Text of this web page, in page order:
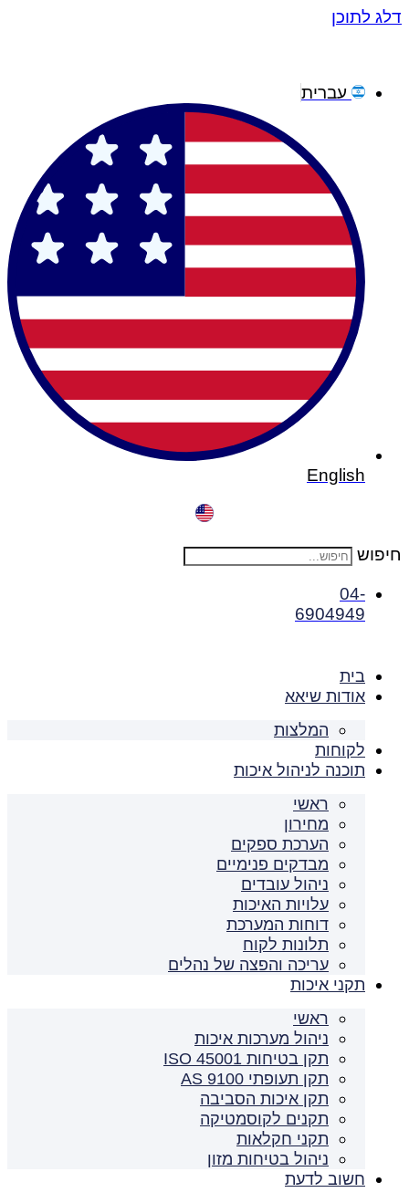
דלג לתוכן
עברית
English
חיפוש
04-
6904949
בית
אודות שיאא
המלצות
לקוחות
תוכנה לניהול איכות
ראשי
מחירון
הערכת ספקים
מבדקים פנימיים
ניהול עובדים
עלויות האיכות
דוחות המערכת
תלונות לקוח
עריכה והפצה של נהלים
תקני איכות
ראשי
ניהול מערכות איכות
תקן בטיחות ISO 45001
תקן תעופתי AS 9100
תקן איכות הסביבה
תקנים לקוסמטיקה
תקני חקלאות
ניהול בטיחות מזון
חשוב לדעת